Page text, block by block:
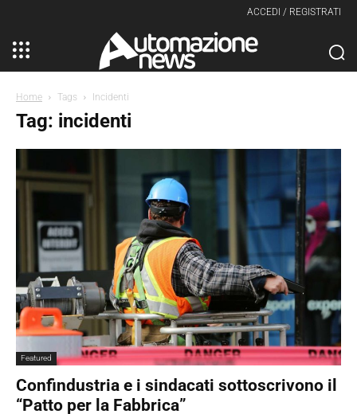
ACCEDI / REGISTRATI
Home Tags Incidenti
Tag: incidenti
Featured
Confindustria e i sindacati sottoscrivono il
“Patto per la Fabbrica”